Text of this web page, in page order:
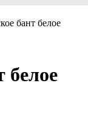
бант белое
белое